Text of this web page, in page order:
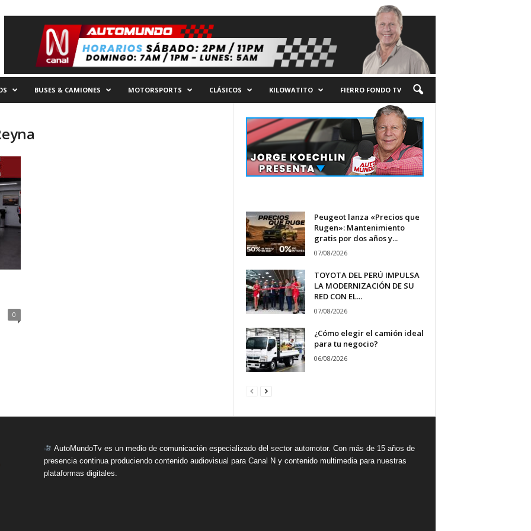
BUSES & CAMIONES MOTORSPORTS CLÁSICOS KILOWATITO FIERRO FONDO TV
0
Peugeot lanza «Precios que
Rugen»: Mantenimiento
gratis por dos años y...
07/08/2026
TOYOTA DEL PERÚ IMPULSA
LA MODERNIZACIÓN DE SU
RED CON EL...
07/08/2026
¿Cómo elegir el camión ideal
para tu negocio?
06/08/2026
AutoMundoTv es un medio de comunicación especializado del sector automotor. Con más de 15 años de
presencia continua produciendo contenido audiovisual para Canal N y contenido multimedia para nuestras
plataformas digitales.